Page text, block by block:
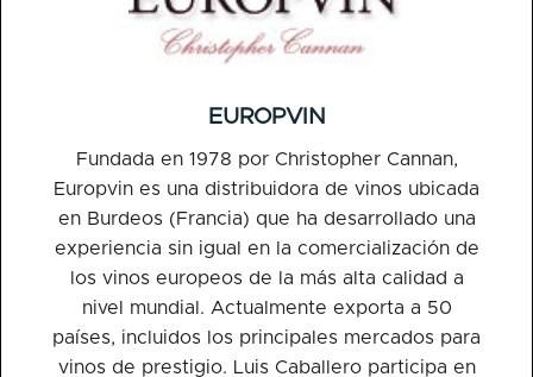
EUROPVIN
Fundada en 1978 por Christopher Cannan,
Europvin es una distribuidora de vinos ubicada
en Burdeos (Francia) que ha desarrollado una
experiencia sin igual en la comercialización de
los vinos europeos de la más alta calidad a
nivel mundial. Actualmente exporta a 50
países, incluidos los principales mercados para
vinos de prestigio. Luis Caballero participa en